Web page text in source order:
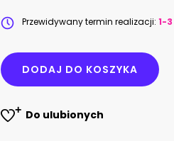
Przewidywany termin realizacji: 1-3
DODAJ DO KOSZYKA
Do ulubionych